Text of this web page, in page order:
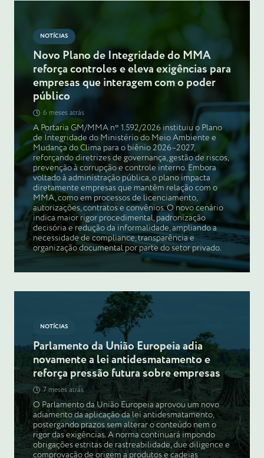
NOTÍCIAS
Novo Plano de Integridade do MMA
reforça controles e eleva exigências para
empresas que interagem com o poder
público
6 meses atrás
A Portaria GM/MMA nº 1.592/2026 instituiu o Plano
de Integridade do Ministério do Meio Ambiente e
Mudança do Clima para o biênio 2026–2027,
reforçando diretrizes de governança, gestão de riscos,
prevenção à corrupção e controle interno. Embora
voltado à administração pública, o plano impacta
diretamente empresas que mantêm relação com o
MMA, como em processos de licenciamento,
autorizações, contratos e convênios. O novo cenário
indica maior rigor procedimental, padronização
decisória e redução da informalidade, ampliando a
necessidade de compliance, transparência e
organização documental por parte do setor privado.
NOTÍCIAS
Parlamento da União Europeia adia
novamente a lei antidesmatamento e
reforça pressão futura sobre empresas
7 meses atrás
O Parlamento da União Europeia aprovou um novo
adiamento da aplicação da lei antidesmatamento,
postergando prazos sem alterar o conteúdo nem o
rigor das exigências. A norma continuará impondo
obrigações estritas de rastreabilidade, due diligence e
comprovação de origem a produtos e cadeias